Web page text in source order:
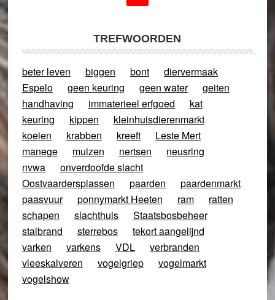
TREFWOORDEN
beter leven biggen bont
diervermaak
Espelo
geen keuring geen water
geiten
handhaving
immaterieel erfgoed
kat
keuring
kippen
kleinhuisdierenmarkt
koeien
krabben kreeft
Leste Mert
manege
muizen nertsen
neusring
nvwa
onverdoofde slacht
Oostvaardersplassen
paarden
paardenmarkt
paasvuur
ponnymarkt Heeten ram
ratten
schapen
slachthuis
Staatsbosbeheer
stalbrand
sterrebos
tekort aangelijnd
varken
varkens VDL
verbranden
vleeskalveren
vogelgriep
vogelmarkt
vogelshow